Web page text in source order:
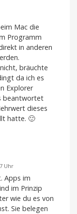
Mac die
Programm
in anderen
bräuchte
da ich es
Explorer
beantwortet
dieses
hatte. 🙂
Uhr
Apps im
im Prinzip
wie du es von
Sie belegen